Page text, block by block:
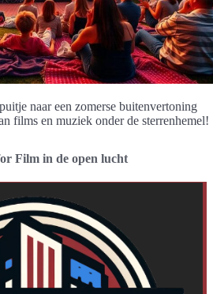
naar een zomerse buitenvertoning
films en muziek onder de sterrenhemel!
Film in de open lucht